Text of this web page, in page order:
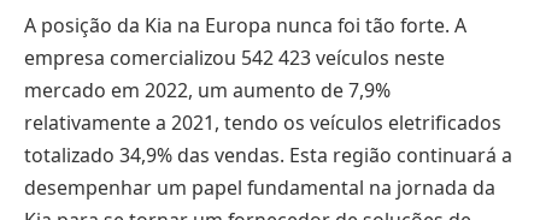
A posição da Kia na Europa nunca foi tão forte. A
empresa comercializou 542 423 veículos neste
mercado em 2022, um aumento de 7,9%
relativamente a 2021, tendo os veículos eletrificados
totalizado 34,9% das vendas. Esta região continuará a
desempenhar um papel fundamental na jornada da